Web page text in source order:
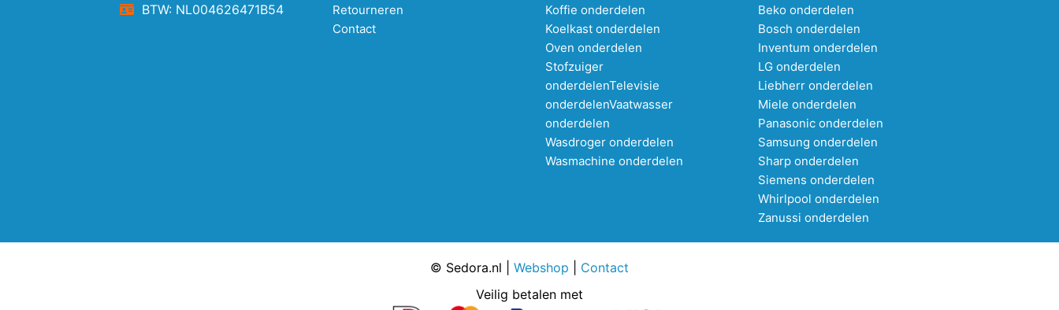
BTW: NL004626471B54
Retourneren
Contact
Koffie onderdelen
Koelkast onderdelen
Oven onderdelen
Stofzuiger
onderdelenTelevisie
onderdelenVaatwasser
onderdelen
Wasdroger onderdelen
Wasmachine onderdelen
Beko onderdelen
Bosch onderdelen
Inventum onderdelen
LG onderdelen
Liebherr onderdelen
Miele onderdelen
Panasonic onderdelen
Samsung onderdelen
Sharp onderdelen
Siemens onderdelen
Whirlpool onderdelen
Zanussi onderdelen
© Sedora.nl | Webshop
Contact
Veilig betalen met